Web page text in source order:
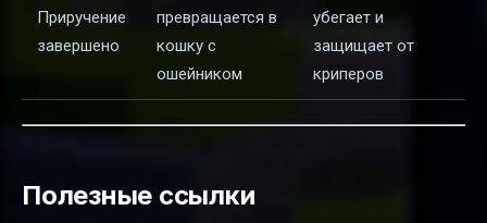
Приручение
завершено
превращается в
кошку с
ошейником
убегает и
защищает от
криперов
Полезные ссылки